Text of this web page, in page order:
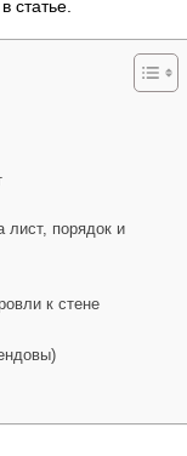
статье.
лист, порядок и
к стене